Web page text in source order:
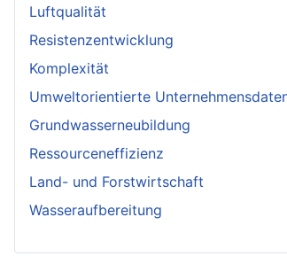
Luftqualität
Resistenzentwicklung
Komplexität
Umweltorientierte
Grundwasserneubildung
Ressourceneffizienz
Land- und Forstwirtschaft
Wasseraufbereitung